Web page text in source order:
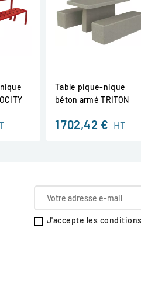
Table pique-nique
béton armé TRITON
1 702,42 € HT
J'accepte les